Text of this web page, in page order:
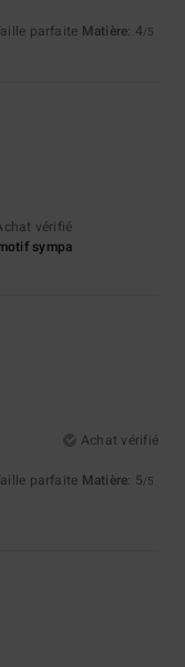
parfaite Matière: 4/5
vérifié
sympa
Achat vérifié
parfaite Matière: 5/5